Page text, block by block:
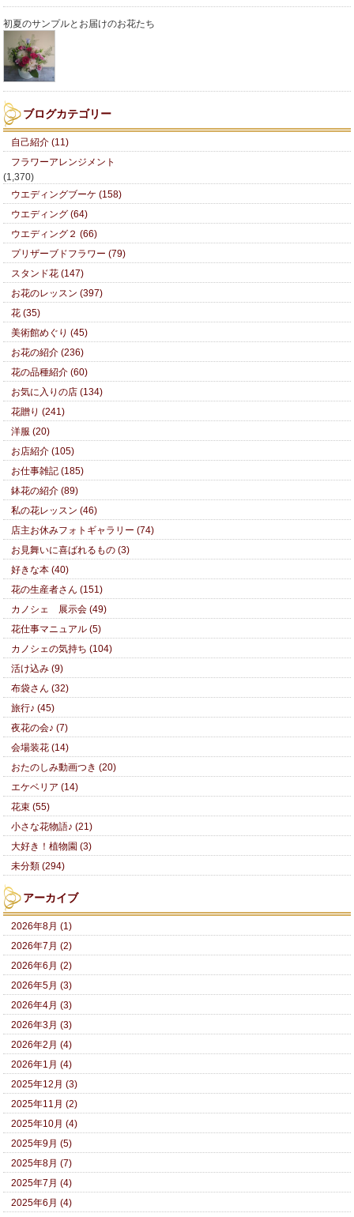
初夏のサンプルとお届けのお花たち
ブログカテゴリー
自己紹介 (11)
フラワーアレンジメント
(1,370)
ウエディングブーケ (158)
ウエディング (64)
ウエディング２ (66)
プリザーブドフラワー (79)
スタンド花 (147)
お花のレッスン (397)
花 (35)
美術館めぐり (45)
お花の紹介 (236)
花の品種紹介 (60)
お気に入りの店 (134)
花贈り (241)
洋服 (20)
お店紹介 (105)
お仕事雑記 (185)
鉢花の紹介 (89)
私の花レッスン (46)
店主お休みフォトギャラリー (74)
お見舞いに喜ばれるもの (3)
好きな本 (40)
花の生産者さん (151)
カノシェ 展示会 (49)
花仕事マニュアル (5)
カノシェの気持ち (104)
活け込み (9)
布袋さん (32)
旅行♪ (45)
夜花の会♪ (7)
会場装花 (14)
おたのしみ動画つき (20)
エケベリア (14)
花束 (55)
小さな花物語♪ (21)
大好き！植物園 (3)
未分類 (294)
アーカイブ
2026年8月 (1)
2026年7月 (2)
2026年6月 (2)
2026年5月 (3)
2026年4月 (3)
2026年3月 (3)
2026年2月 (4)
2026年1月 (4)
2025年12月 (3)
2025年11月 (2)
2025年10月 (4)
2025年9月 (5)
2025年8月 (7)
2025年7月 (4)
2025年6月 (4)